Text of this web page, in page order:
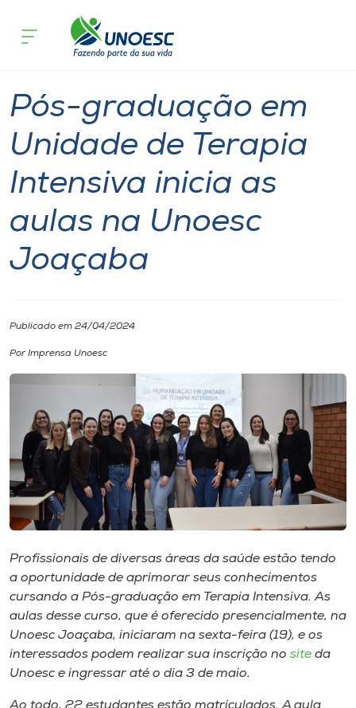
Cursos
Pesquisa
Atendimento ao Estudante
Portal de Ensino
Internacionalização
Diplomados
Cultura
CPA
Biblioteca
Editora
Rádio
Pós-graduação em
Unidade de Terapia
Intensiva inicia as
aulas na Unoesc
Joaçaba
Publicado em 24/04/2024
Por Imprensa Unoesc
Profissionais de diversas áreas da saúde estão tendo
a oportunidade de aprimorar seus conhecimentos
cursando a Pós-graduação em Terapia Intensiva. As
aulas desse curso, que é oferecido presencialmente, na
Unoesc Joaçaba, iniciaram na sexta-feira (19), e os
interessados podem realizar sua inscrição no site da
Unoesc e ingressar até o dia 3 de maio.
Ao todo, 22 estudantes estão matriculados. A aula